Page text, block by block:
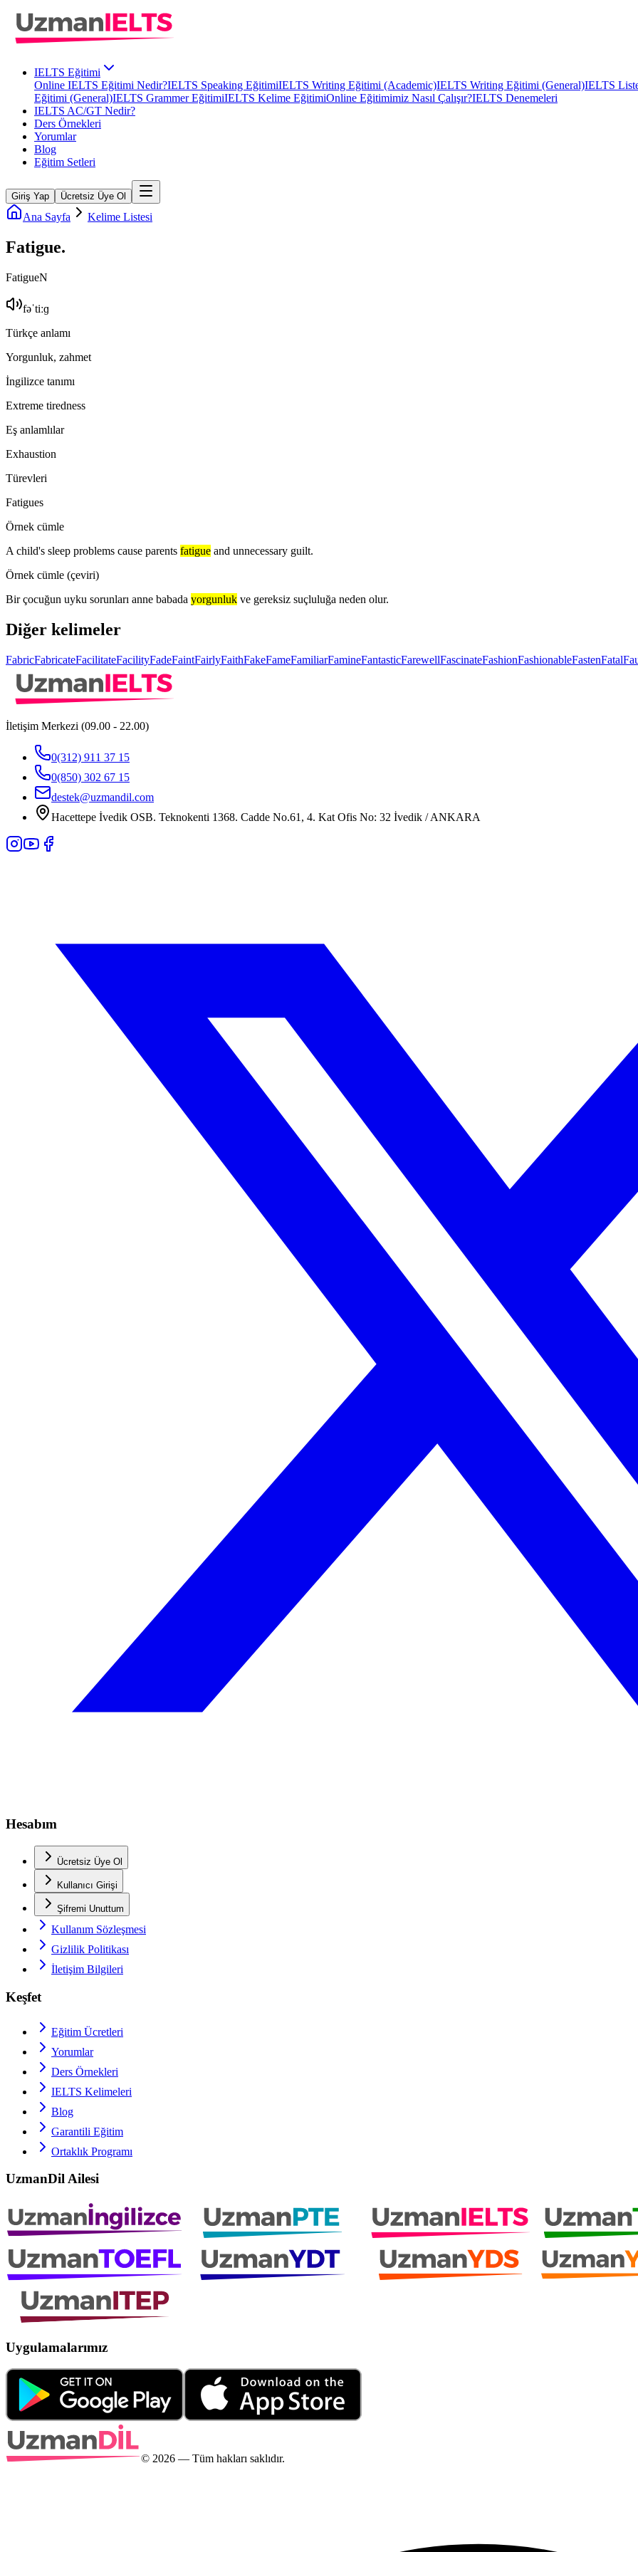
IELTS Eğitimi
Online IELTS Eğitimi Nedir?IELTS Speaking EğitimiIELTS Writing Eğitimi (Academic)IELTS Writing Eğitimi (General)IELTS
Eğitimi (General)IELTS Grammer EğitimiIELTS Kelime EğitimiOnline Eğitimimiz Nasıl Çalışır?IELTS Denemeleri
IELTS AC/GT Nedir?
Ders Örnekleri
Yorumlar
Blog
Eğitim Setleri
Giriş Yap Ücretsiz Üye Ol
Ana Sayfa Kelime Listesi
Fatigue.
FatigueN
fəˈtiːɡ
Türkçe anlamı
Yorgunluk, zahmet
İngilizce tanımı
Extreme tiredness
Eş anlamlılar
Exhaustion
Türevleri
Fatigues
Örnek cümle
A child's sleep problems cause parents fatigue and unnecessary guilt.
Örnek cümle (çeviri)
Bir çocuğun uyku sorunları anne babada yorgunluk ve gereksiz suçluluğa neden olur.
Diğer kelimeler
FabricFabricateFacilitateFacilityFadeFaintFairlyFaithFakeFameFamiliarFamineFantasticFarewellFascinateFashionFashionableFastenFatal
İletişim Merkezi (09.00 - 22.00)
0(312) 911 37 15
0(850) 302 67 15
destek@uzmandil.com
Hacettepe İvedik OSB. Teknokenti 1368. Cadde No.61, 4. Kat Ofis No: 32 İvedik / ANKARA
Hesabım
Ücretsiz Üye Ol
Kullanıcı Girişi
Şifremi Unuttum
Kullanım Sözleşmesi
Gizlilik Politikası
İletişim Bilgileri
Keşfet
Eğitim Ücretleri
Yorumlar
Ders Örnekleri
IELTS Kelimeleri
Blog
Garantili Eğitim
Ortaklık Programı
UzmanDil Ailesi
Uygulamalarımız
© 2026 — Tüm hakları saklıdır.